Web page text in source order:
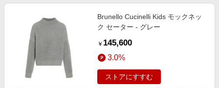
Brunello Cucinelli Kids モックネッ
ク セーター - グレー
￥ 145,600
3.0%
ストアにすすむ